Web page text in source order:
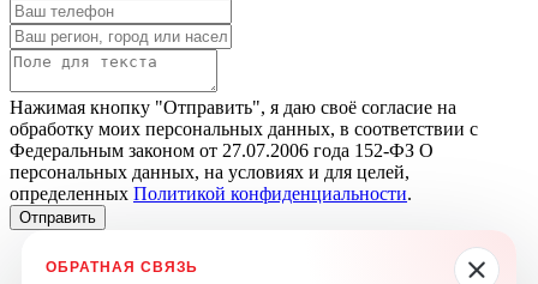
Нажимая кнопку "Отправить", я даю своё согласие на
обработку моих персональных данных, в соответствии с
Федеральным законом от 27.07.2006 года 152-ФЗ О
персональных данных, на условиях и для целей,
определенных Политикой конфиденциальности.
Отправить